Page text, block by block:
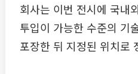
회사는 이번 전시에 국내
투입이 가능한 수준의 기
포장한 뒤 지정된 위치로